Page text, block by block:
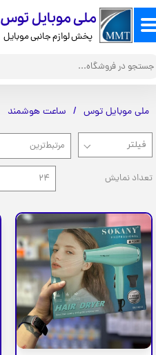
​ملی موبایل توس
پخش لوازم جانبی موبایلحساب کاربری من
تغییر گذر واژه
ملی موبایل توس ساعت هوشمند
مرتبط‌ترین
تعداد نمایش ۲۴